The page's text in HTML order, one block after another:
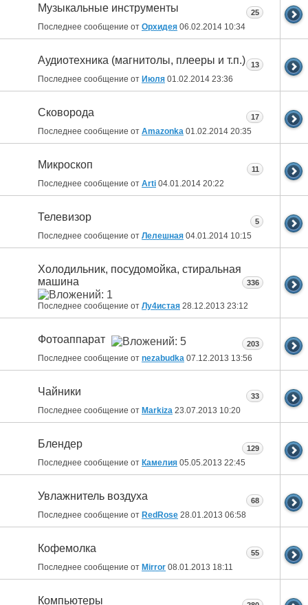
Музыкальные инструменты
Последнее сообщение от Орхидея 06.02.2014 10:34
25
Аудиотехника (магнитолы, плееры и т.п.)
Последнее сообщение от Июля 01.02.2014 23:36
13
Сковорода
Последнее сообщение от Amazonka 01.02.2014 20:35
17
Микроскоп
Последнее сообщение от Arti 04.01.2014 20:22
11
Телевизор
Последнее сообщение от Лелешная 04.01.2014 10:15
5
Холодильник, посудомойка, стиральная
машина
Последнее сообщение от Лу4истая 28.12.2013 23:12
336
Фотоаппарат
Последнее сообщение от nezabudka 07.12.2013 13:56
203
Чайники
Последнее сообщение от Markiza 23.07.2013 10:20
33
Блендер
Последнее сообщение от Камелия 05.05.2013 22:45
129
Увлажнитель воздуха
Последнее сообщение от RedRose 28.01.2013 06:58
68
Кофемолка
Последнее сообщение от Mirror 08.01.2013 18:11
55
Компьютеры